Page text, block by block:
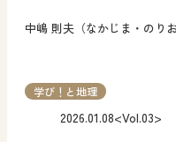
中嶋 則夫（なかじま・のりお
2026.01.08<Vol.03>
学び！と地理